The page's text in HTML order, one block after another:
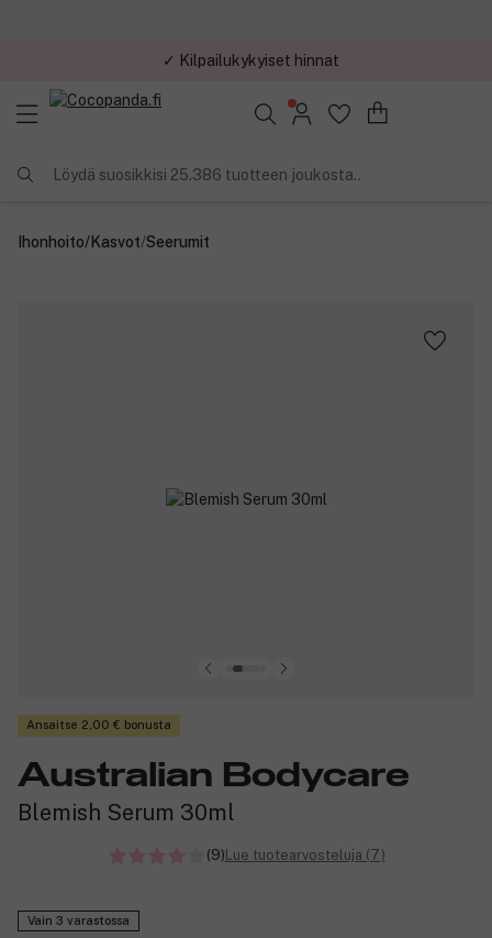
✓ Kilpailukykyiset hinnat
Löydä suosikkisi 25.386 tuotteen joukosta..
Ihonhoito/Kasvot/Seerumit
Ansaitse 2,00 € bonusta
Australian Bodycare
Blemish Serum 30ml
(9)Lue tuotearvosteluja (7)
Vain 3 varastossa